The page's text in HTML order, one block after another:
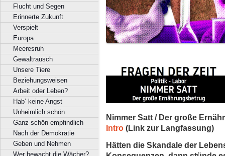
Flucht und Segen
Erinnerte Zukunft
Verspielt
Europa
Meeresruh
Gewaltrausch
Unsere Tiere
Beziehungsweisen
Arbeit oder Leben?
Hab’ keine Angst
Unheimlich schön
Ganz schön empfindlich
Nach der Demokratie
Geben und Nehmen
Wer bewacht die Wächer?
Nimmer Satt / Der große
Intro (Link zur Langfassung)
Hätten die Skandale der